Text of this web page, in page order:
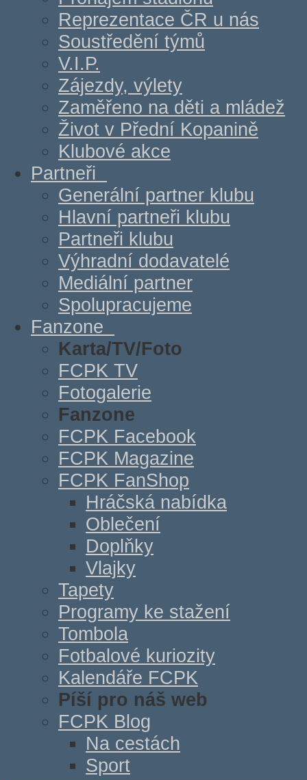
Reprezentace ČR u nás
Soustředění týmů
V.I.P.
Zájezdy, výlety
Zaměřeno na děti a mládež
Život v Přední Kopanině
Klubové akce
Partneři
Generální partner klubu
Hlavní partneři klubu
Partneři klubu
Výhradní dodavatelé
Mediální partner
Spolupracujeme
Fanzone
Karta/TV/Foto
FCPK TV
Fotogalerie
Fanzone
FCPK Facebook
FCPK Magazine
FCPK FanShop
Hráčská nabídka
Oblečení
Doplňky
Vlajky
Tapety
Programy ke stažení
Tombola
Fotbalové kuriozity
Kalendáře FCPK
Píší pro náš web
FCPK Blog
Na cestách
Sport